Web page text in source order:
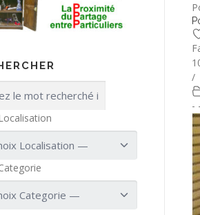
/
-